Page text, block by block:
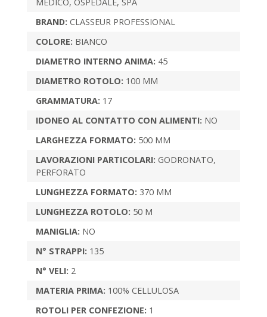
BRAND: CLASSEUR PROFESSIONAL
COLORE: BIANCO
DIAMETRO INTERNO ANIMA: 45
DIAMETRO ROTOLO: 100 MM
GRAMMATURA: 17
IDONEO AL CONTATTO CON ALIMENTI: NO
LARGHEZZA FORMATO: 500 MM
LAVORAZIONI PARTICOLARI: GODRONATO,
PERFORATO
LUNGHEZZA FORMATO: 370 MM
LUNGHEZZA ROTOLO: 50 M
MANIGLIA: NO
N° STRAPPI: 135
N° VELI: 2
MATERIA PRIMA: 100% CELLULOSA
ROTOLI PER CONFEZIONE: 1